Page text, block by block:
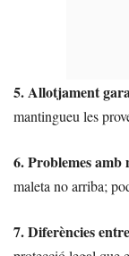
5. Allotjament
mantingueu les
6. Problemes amb
maleta no arriba;
7. Diferències